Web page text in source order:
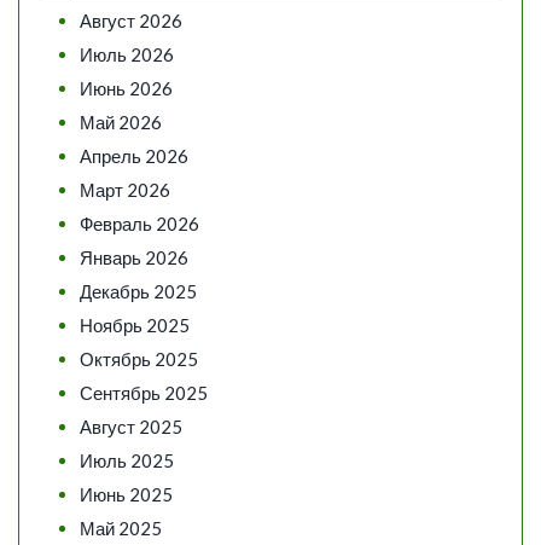
Август 2026
Июль 2026
Июнь 2026
Май 2026
Апрель 2026
Март 2026
Февраль 2026
Январь 2026
Декабрь 2025
Ноябрь 2025
Октябрь 2025
Сентябрь 2025
Август 2025
Июль 2025
Июнь 2025
Май 2025